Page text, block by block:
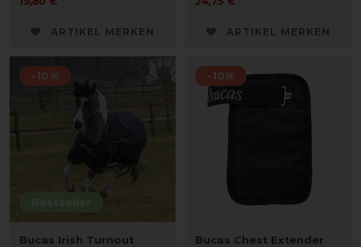
ARTIKEL MERKEN ARTIKEL MERKEN
Bestseller
-10%
Bucas Irish Turnout
-10%
Bucas Chest Extender